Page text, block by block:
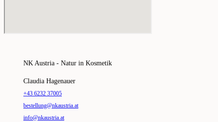
NK Austria - Natur in Kosmetik
Claudia Hagenauer
+43 6232 37005
bestellung@nkaustria.at
info@nkaustria.at